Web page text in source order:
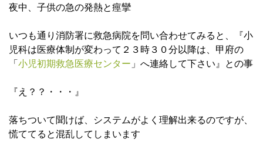
夜中、子供の急の発熱と痙攣
いつも通り消防署に救急病院を問い合わせてみると、『小
児科は医療体制が変わって２３時３０分以降は、甲府の
「 小児初期救急医療センター 」へ連絡して下さい』との事
『え？？・・・』
落ちついて聞けば、システムがよく理解出来るのですが、
慌ててると混乱してしまいます